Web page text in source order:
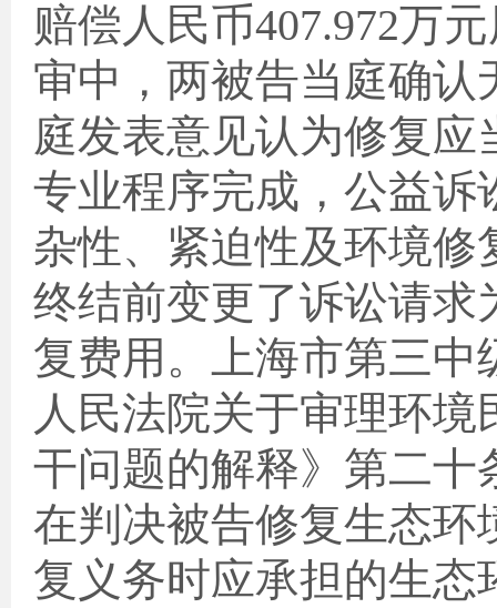
赔偿人民币407.972万
审中，两被告当庭确
庭发表意见认为修复
专业程序完成，公益诉
杂性、紧迫性及环境
终结前变更了诉讼请求
复费用。上海市第三
人民法院关于审理环
干问题的解释》第二十
在判决被告修复生态环
复义务时应承担的生